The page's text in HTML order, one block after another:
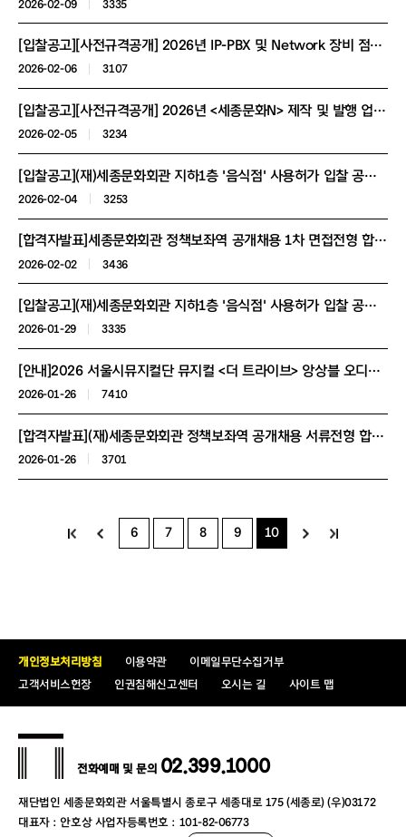
2026-02-09 3335
[입찰공고][사전규격공개] 2026년 IP-PBX 및 Network 장비 점검 및 유지보수 용역
2026-02-06 3107
[입찰공고][사전규격공개] 2026년 <세종문화N> 제작 및 발행 업체선정
2026-02-05 3234
[입찰공고](재)세종문화회관 지하1층 '음식점' 사용허가 입찰 공고 (4차)
2026-02-04 3253
[합격자발표]세종문화회관 정책보좌역 공개채용 1차 면접전형 합격자 공고
2026-02-02 3436
[입찰공고](재)세종문화회관 지하1층 '음식점' 사용허가 입찰 공고 (3차)
2026-01-29 3335
[안내]2026 서울시뮤지컬단 뮤지컬 <더 트라이브> 앙상블 오디션 공고
2026-01-26 7410
[합격자발표](재)세종문화회관 정책보좌역 공개채용 서류전형 합격자 공고
2026-01-26 3701
6 7 8 9 10
개인정보처리방침 이용약관
이메일무단수집거부
고객서비스헌장
인권침해신고센터 오시는 길 사이트 맵
재단법인 세종문화회관 서울특별시 종로구 세종대로 175 (세종로) (우)03172
대표자 : 안호상 사업자등록번호 : 101-82-06773
전화예매 및 문의 02.399.1000